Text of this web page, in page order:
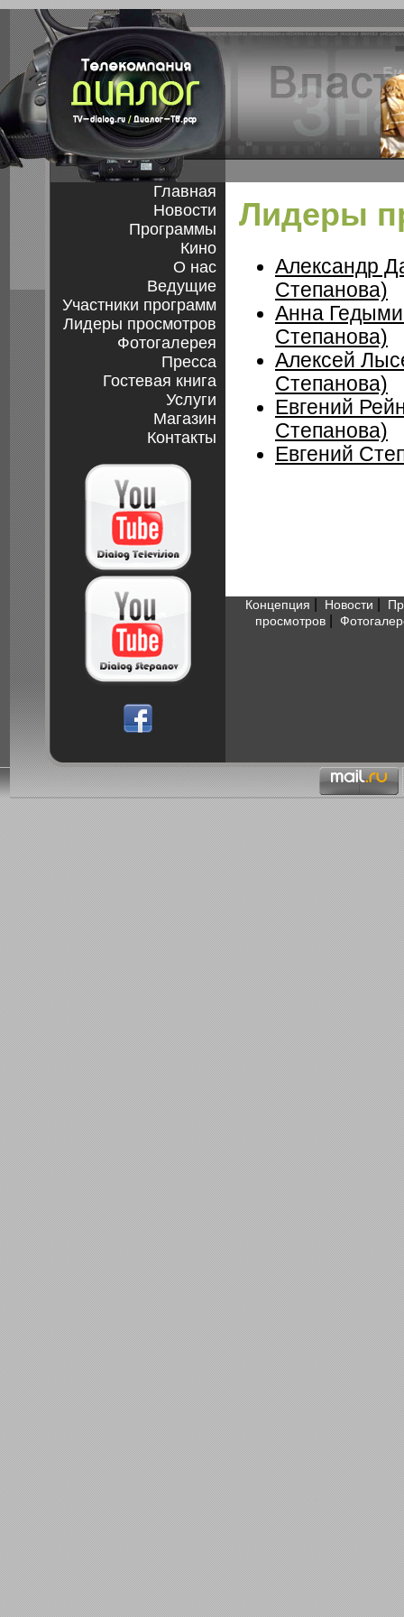
Главная
Новости
Программы
Кино
О нас
Ведущие
Участники программ
Лидеры просмотров
Фотогалерея
Пресса
Гостевая книга
Услуги
Магазин
Контакты
Лидеры
Александр
Степанова)
Анна
Степанова)
Алексей
Степанова)
Евгений
Степанова)
Евгений
Концепция Новости
просмотров|